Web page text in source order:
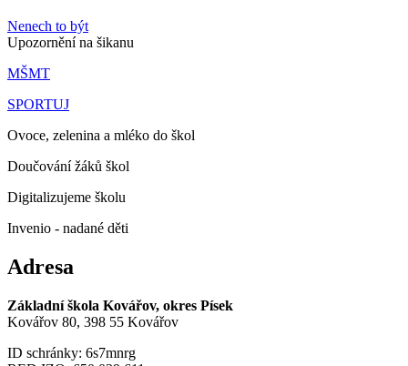
Nenech to být
Upozornění na šikanu
MŠMT
SPORTUJ
Ovoce, zelenina a mléko do škol
Doučování žáků škol
Digitalizujeme školu
Invenio - nadané děti
Adresa
Základní škola Kovářov, okres Písek
Kovářov 80, 398 55 Kovářov
ID schránky: 6s7mnrg